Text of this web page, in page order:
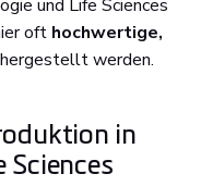
und Life Sciences
oft hochwertige,
hergestellt werden.
in